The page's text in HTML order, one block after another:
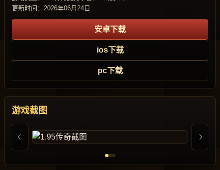
更新时间：2026年06月24日
安卓下载
ios下载
pc下载
游戏截图